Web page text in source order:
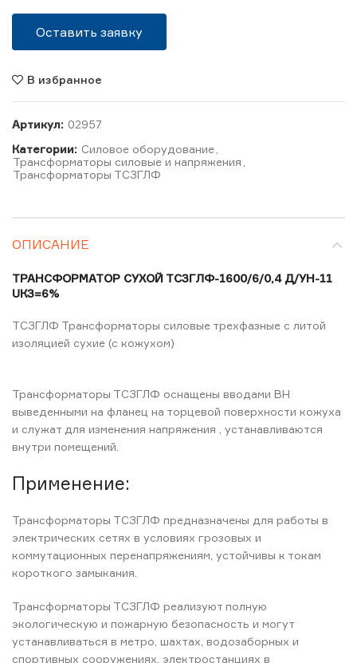
Оставить заявку
В избранное
Артикул: 02957
Категории: Силовое оборудование
Трансформаторы силовые и напряжения
Трансформаторы ТСЗГЛФ
ОПИСАНИЕ
ТРАНСФОРМАТОР СУХОЙ ТСЗГЛФ-1600/6/0,4 Д/УН-11
UКЗ=6%
ТСЗГЛФ Трансформаторы силовые трехфазные с литой
изоляцией сухие (с кожухом)
Трансформаторы ТСЗГЛФ оснащены вводами ВН
выведенными на фланец на торцевой поверхности кожуха
и служат для изменения напряжения , устанавливаются
внутри помещений.
Применение:
Трансформаторы ТСЗГЛФ предназначены для работы в
электрических сетях в условиях грозовых и
коммутационных перенапряжениям, устойчивы к токам
короткого замыкания.
Трансформаторы ТСЗГЛФ реализуют полную
экологическую и пожарную безопасность и могут
устанавливаться в метро, шахтах, водозаборных и
спортивных сооружениях, электростанциях в